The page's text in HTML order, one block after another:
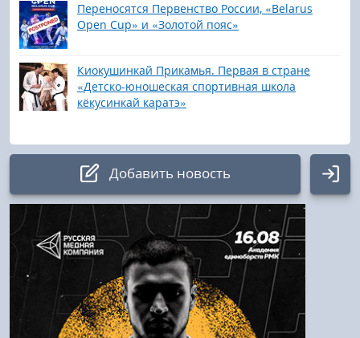
Переносятся Первенство России, «Belarus
Open Cup» и «Золотой пояс»
Киокушинкай Прикамья. Первая в стране
«Детско-юношеская спортивная школа
кёкусинкай каратэ»
Добавить новость
Авторизация
Логин:
Пароль